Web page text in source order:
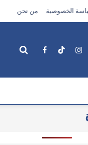
الخصوصية من نحن